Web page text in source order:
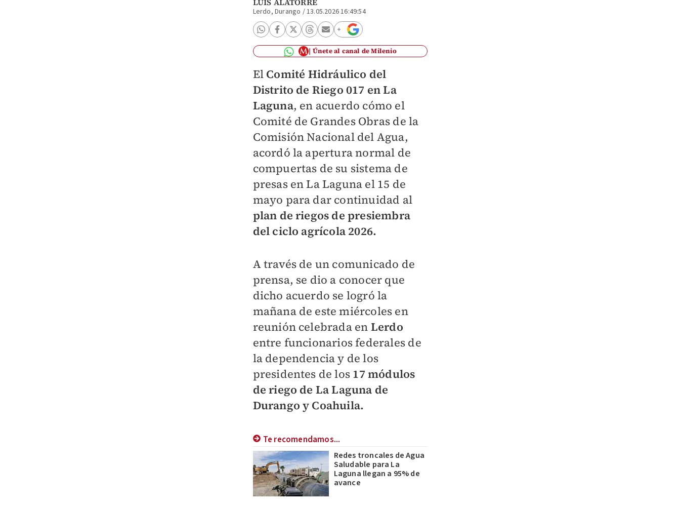
Lerdo, Durango /13.05.2026 16:49:54
Únete al canal de Milenio
El Comité Hidráulico del
Distrito de Riego 017 en La
Laguna, en acuerdo cómo el
Comité de Grandes Obras de la
Comisión Nacional del Agua,
acordó la apertura normal de
compuertas de su sistema de
presas en La Laguna el 15 de
mayo para dar continuidad al
plan de riegos de presiembra
del ciclo agrícola 2026.
A través de un comunicado de
prensa, se dio a conocer que
dicho acuerdo se logró la
mañana de este miércoles en
reunión celebrada en Lerdo
entre funcionarios federales de
la dependencia y de los
presidentes de los 17 módulos
de riego de La Laguna de
Durango y Coahuila.
Te recomendamos...
Redes troncales de Agua
Saludable para La
Laguna llegan a 95% de
avance